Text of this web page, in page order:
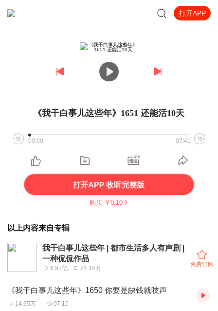
打开APP
《我干白事儿这些年》1651 还能活10天
00:00 07:41
打开APP 收听完整版
购买 ￥ 0.10
以上内容来自专辑
我干白事儿这些年 | 都市生活多人有声剧 |
一种侃侃作品
6.51亿 24.14万
免费订阅
《我干白事儿这些年》1650 你要是缺钱就吱声
14.95万 07:15